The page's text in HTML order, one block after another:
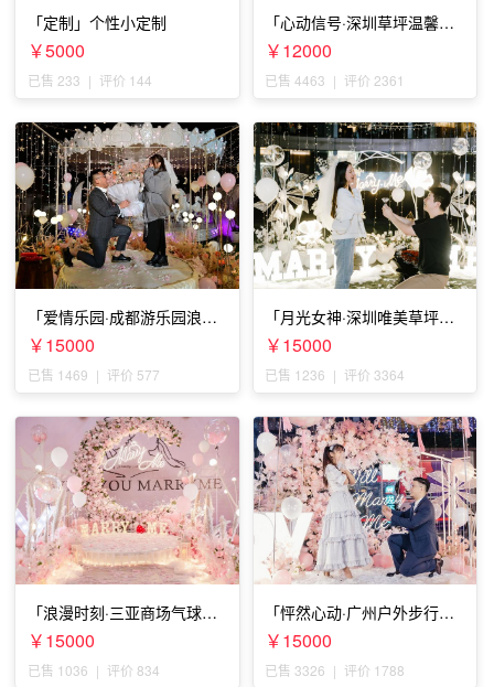
「定制」个性小定制
￥5000
已售 233 | 评价 144
「心动信号·深圳草坪温馨求
婚」
￥12000
已售 4463 | 评价 2361
「爱情乐园·成都游乐园浪漫
求婚」
￥15000
已售 1469 | 评价 577
「月光女神·深圳唯美草坪浪
漫求婚」
￥15000
已售 1236 | 评价 3364
「浪漫时刻·三亚商场气球雨
惊喜求婚」
￥15000
已售 1036 | 评价 834
「怦然心动·广州户外步行街
求婚」
￥15000
已售 3326 | 评价 1788